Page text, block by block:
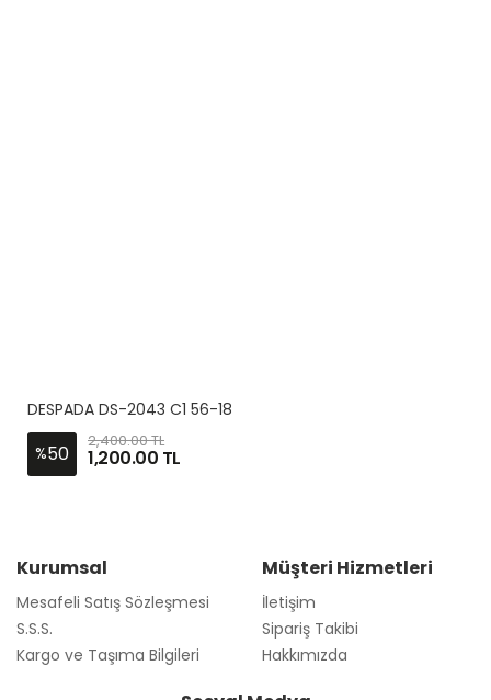
DESPADA DS-2043 C1 56-18
%50
2,400.00 TL
1,200.00 TL
Kurumsal
Mesafeli Satış Sözleşmesi
S.S.S.
Kargo ve Taşıma Bilgileri
Müşteri Hizmetleri
İletişim
Sipariş Takibi
Hakkımızda